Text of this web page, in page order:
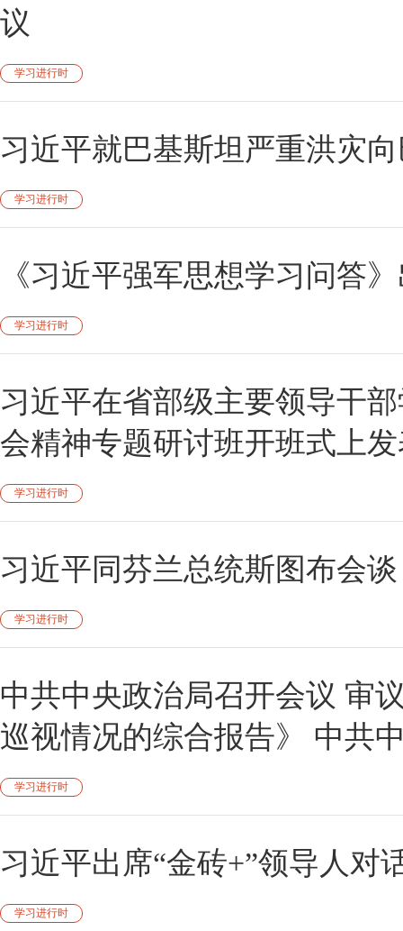
议
学习进行时
习近平就巴基斯坦严重洪灾
学习进行时
《习近平强军思想学习问答
学习进行时
习近平在省部级主要领导干
会精神专题研讨班开班式上
学习进行时
习近平同芬兰总统斯图布会谈
学习进行时
中共中央政治局召开会议 审
巡视情况的综合报告》 中共
学习进行时
习近平出席“金砖+”领导人对
学习进行时